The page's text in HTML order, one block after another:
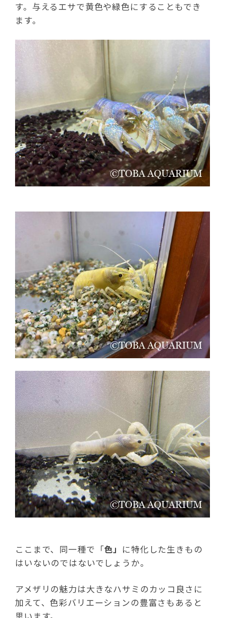
す。与えるエサで黄色や緑色にすることもでき
ます。
ここまで、同一種で「色」 に特化した生きもの
はいないのではないでしょうか。
アメザリの魅力は大きなハサミのカッコ良さに
加えて、色彩バリエーションの豊富さもあると